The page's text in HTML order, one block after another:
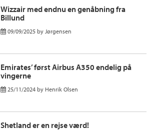
Wizzair med endnu en genåbning fra
Billund
09/09/2025 by Jørgensen
Emirates’ først Airbus A350 endelig på
vingerne
25/11/2024 by Henrik Olsen
Shetland er en rejse værd!